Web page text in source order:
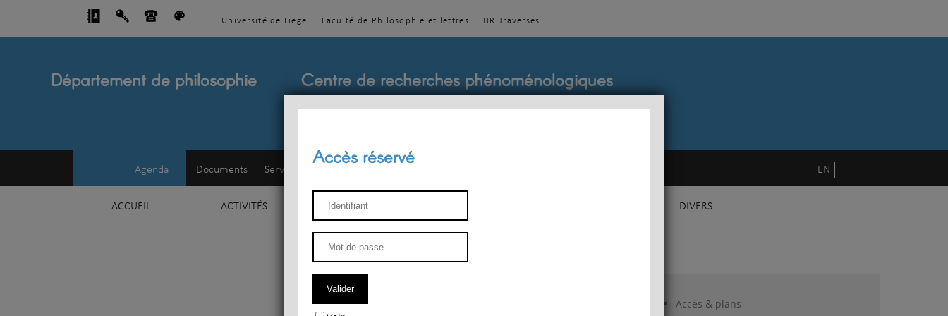
Université de Liège Faculté de Philosophie et lettres UR Traverses
Département de philosophie Centre de recherches phénoménologiques
Agenda Documents Service d'esthétique
ACCUEIL ACTIVITÉS ENSEIGNEMENT DIVERS
EN
Accès & plans
Accès réservé